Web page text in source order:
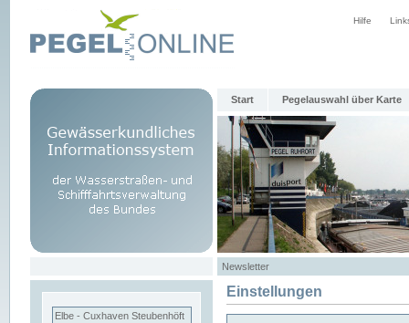
Hilfe
Start Pegelauswahl über Karte
Newsletter
Elbe - Cuxhaven Steubenhöft
Einstellungen